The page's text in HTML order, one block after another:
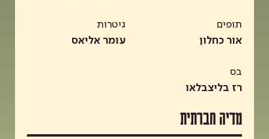
תופים
אור כחלון
בס
רז בליצבלאו
גיטרות
עומר אליאס
מדיה חברתית